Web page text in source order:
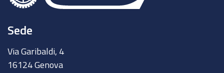
Sede
Via Garibaldi, 4
16124 Genova